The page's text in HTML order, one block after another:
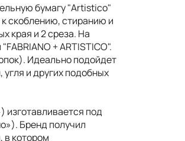
бумагу "Artistico"
скоблению, стиранию и
края и 2 среза. На
+ ARTISTICO".
Идеально подойдет
и других подобных
изготавливается под
Бренд получил
в котором